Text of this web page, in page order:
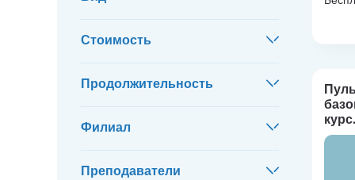
Стоимость
Продолжительность
Филиал
Преподаватели
курс.